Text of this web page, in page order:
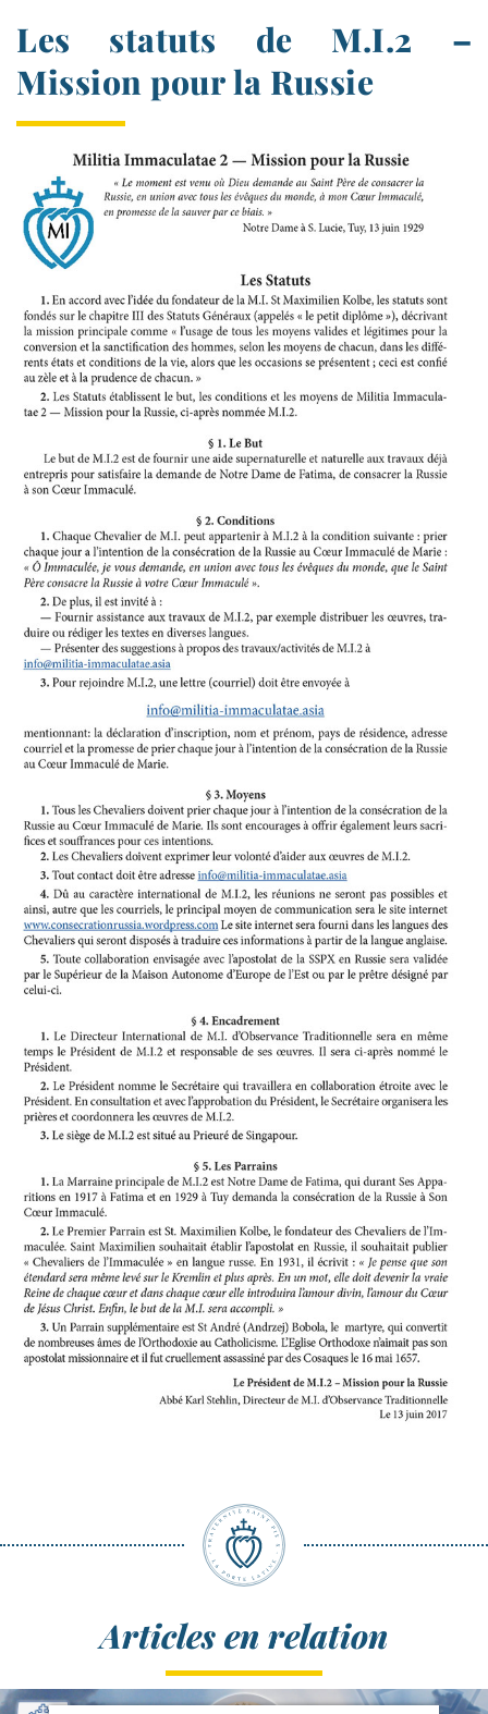
Les statuts de M.I.2 –
Mission pour la Russie
Articles en relation